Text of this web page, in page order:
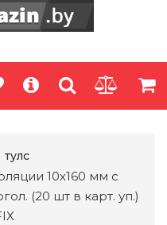
тулс
10х160 мм с
(20 шт в карт. уп.)